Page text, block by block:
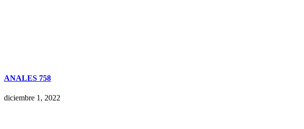
ANALES 758
diciembre 1, 2022